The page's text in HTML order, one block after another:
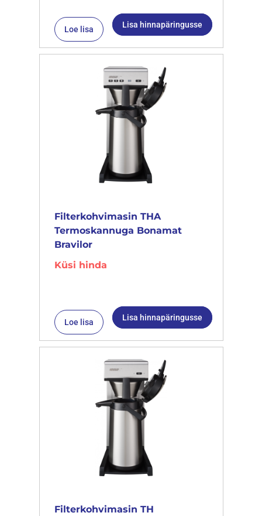
Loe lisa Lisa hinnapäringusse
Filterkohvimasin THA
Termoskannuga Bonamat
Bravilor
Küsi hinda
Loe lisa Lisa hinnapäringusse
Filterkohvimasin TH